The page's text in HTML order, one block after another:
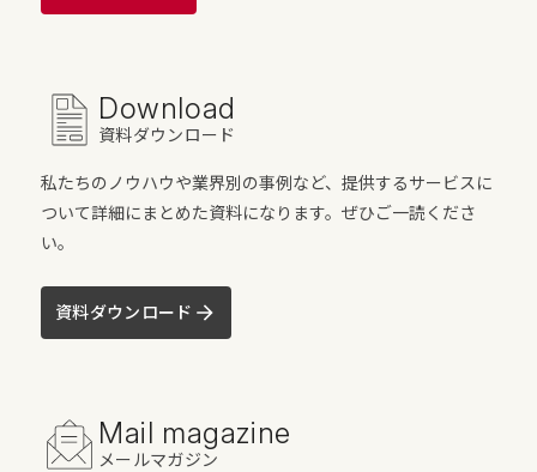
Download
資料ダウンロード
私たちのノウハウや業界別の事例など、提供するサービスに
ついて詳細にまとめた資料になります。ぜひご一読くださ
い。
資料ダウンロード
Mail magazine
メールマガジン